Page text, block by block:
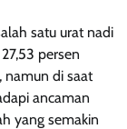
satu urat nadi
persen
namun di saat
ancaman
yang semakin